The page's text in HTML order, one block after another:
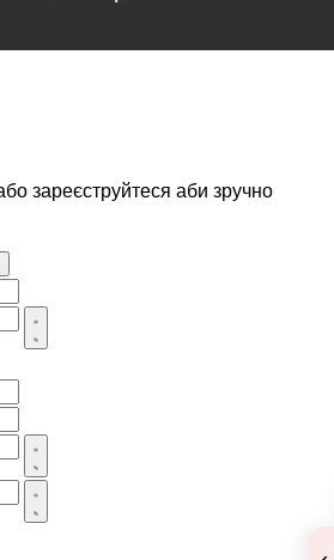
зареєструйтеся аби зручно